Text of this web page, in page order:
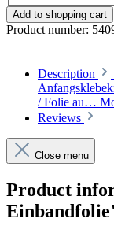
Add to shopping cart
Product number:
Description
/ Folie au…
Reviews
Close menu
Product